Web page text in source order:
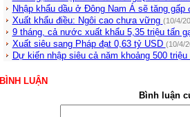
Nhập khẩu dầu ở Đông Nam Á sẽ tăng gấp
Xuất khẩu điều: Ngôi cao chưa vững (10/4/
9 tháng, cả nước xuất khẩu 5,35 triệu tấn
Xuất siêu sang Pháp đạt 0,63 tỷ USD (10/4/
Dự kiến nhập siêu cả năm khoảng 500
BÌNH LUẬN
Bình luận